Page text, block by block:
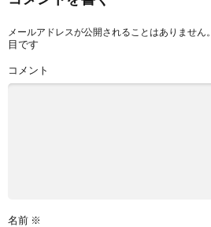
メールアドレスが公開されることはありません。
目です
コメント
名前 ※